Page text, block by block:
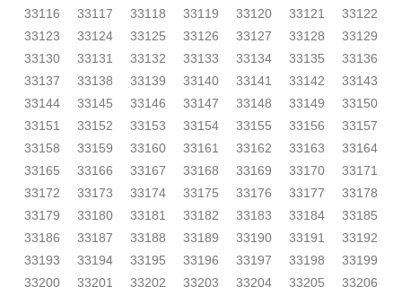
33116
33117 33118 33119 33120 33121
33122
33123
33124 33125 33126 33127 33128
33129
33130
33131 33132 33133 33134 33135
33136
33137
33138 33139 33140 33141 33142
33143
33144
33145 33146 33147 33148 33149
33150
33151
33152 33153 33154 33155 33156
33157
33158
33159 33160 33161 33162 33163
33164
33165
33166 33167 33168 33169 33170
33171
33172
33173 33174 33175 33176 33177
33178
33179
33180 33181 33182 33183 33184
33185
33186
33187 33188 33189 33190 33191
33192
33193
33194 33195 33196 33197 33198
33199
33200
33201 33202 33203 33204 33205
33206